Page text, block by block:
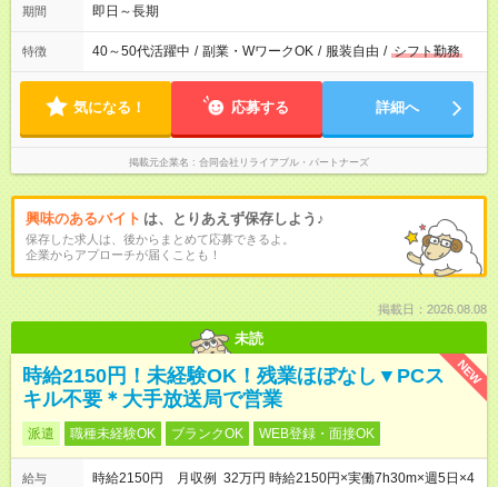
もお好きな時間でOK！
期間 即日～長期
特徴 40～50代活躍中 / 副業・WワークOK / 服装自由 / シフト勤務
気になる！ 応募する 詳細へ
掲載元企業名 合同会社リライアブル・パートナーズ
興味のあるバイト は、とりあえず保存しよう♪
保存した求人は、後からまとめて応募できるよ。
企業からアプローチが届くことも！
掲載日：2026.08.08
未読
NEW
時給2150円！未経験OK！残業ほぼなし▼PCス
キル不要＊大手放送局で営業
派遣 職種未経験OK ブランクOK WEB登録・面接OK
給与
時給2150円 月収例 32万円 時給2150円×実働7h30m×週5日×4